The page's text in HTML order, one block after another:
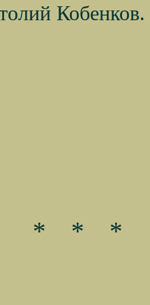
Кобенков.
* *